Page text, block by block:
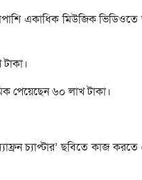
একাধিক মিউজিক
পেয়েছেন ৬০ লাখ টাকা।
চ্যাপ্টার’ ছবিতে কাজ করতে